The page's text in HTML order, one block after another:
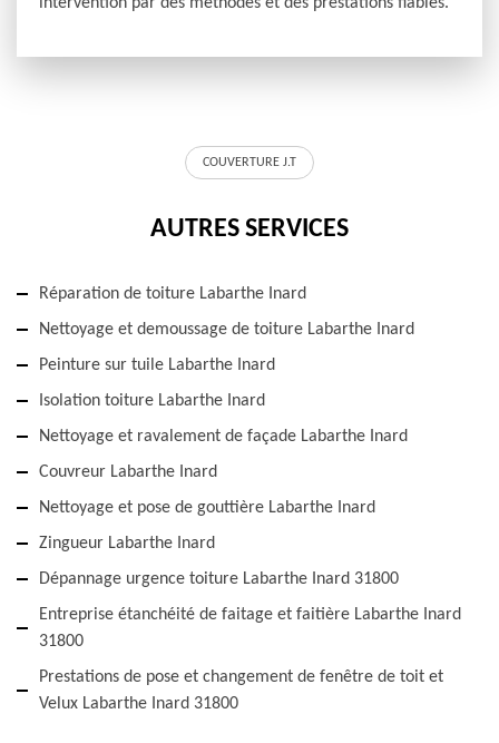
intervention par des méthodes et des prestations fiables.
COUVERTURE J.T
AUTRES SERVICES
Réparation de toiture Labarthe Inard
Nettoyage et demoussage de toiture Labarthe Inard
Peinture sur tuile Labarthe Inard
Isolation toiture Labarthe Inard
Nettoyage et ravalement de façade Labarthe Inard
Couvreur Labarthe Inard
Nettoyage et pose de gouttière Labarthe Inard
Zingueur Labarthe Inard
Dépannage urgence toiture Labarthe Inard 31800
Entreprise étanchéité de faitage et faitière Labarthe Inard
31800
Prestations de pose et changement de fenêtre de toit et
Velux Labarthe Inard 31800